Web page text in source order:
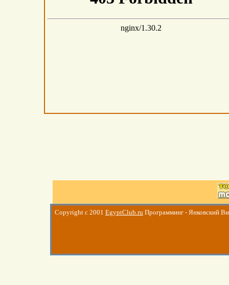
Copyright c 2001 EgyptClub.ru Программинг - Янковский